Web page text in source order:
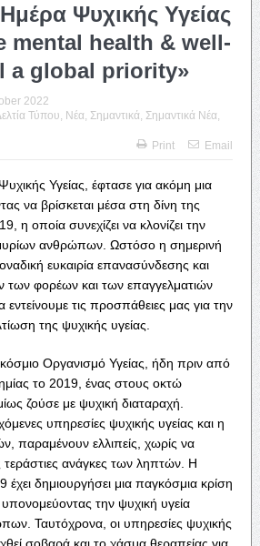
Ψυχικής Υγείας
mental health & well-
a global priority»
2022
Τύπου Νέα Σημαντικά Σημαντικά Νέα
Print
Email
Υγείας, έφτασε για ακόμη μια
να βρίσκεται μέσα στη δίνη της
η οποία συνεχίζει να κλονίζει την
ανθρώπων. Ωστόσο η σημερινή
ευκαιρία επανασύνδεσης και
φορέων και των επαγγελματιών
εντείνουμε τις προσπάθειες μας για την
της ψυχικής υγείας.
Οργανισμό Υγείας, ήδη πριν από
το 2019, ένας στους οκτώ
ζούσε με ψυχική διαταραχή.
υπηρεσίες ψυχικής υγείας και η
παραμένουν ελλιπείς, χωρίς να
τεράστιες ανάγκες των ληπτών. Η
δημιουργήσει μια παγκόσμια κρίση
υπονομεύοντας την ψυχική υγεία
Ταυτόχρονα, οι υπηρεσίες ψυχικής
σοβαρά και το χάσμα θεραπείας για